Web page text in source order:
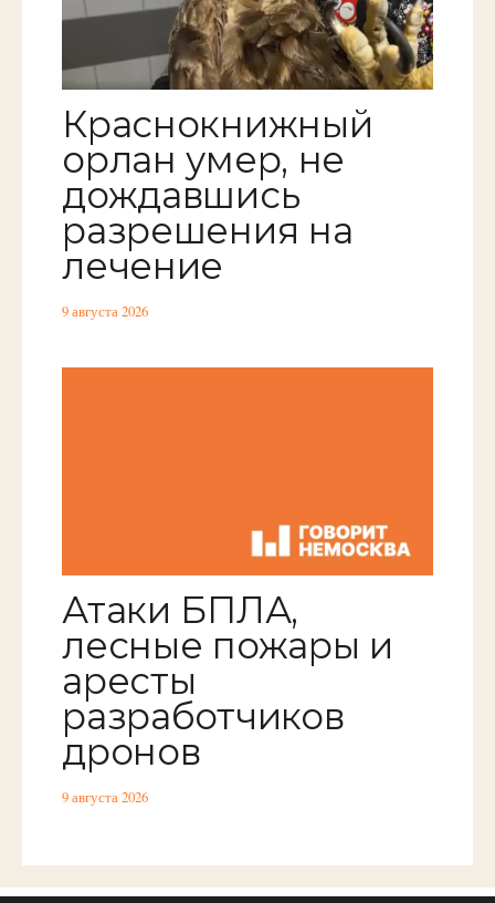
Краснокнижный
орлан умер, не
дождавшись
разрешения на
лечение
9 августа 2026
Атаки БПЛА,
лесные пожары и
аресты
разработчиков
дронов
9 августа 2026